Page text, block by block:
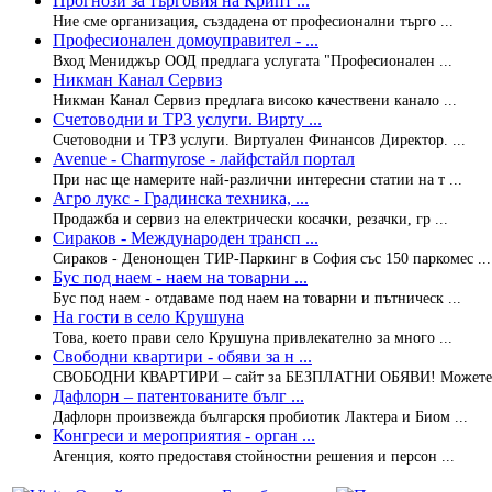
Ние сме организация, създадена от професионални търго ...
Професионален домоуправител - ...
Вход Мениджър ООД предлага услугата "Професионален ...
Никман Канал Сервиз
Никман Канал Сервиз предлага високо качествени канало ...
Счетоводни и ТРЗ услуги. Вирту ...
Счетоводни и ТРЗ услуги. Виртуален Финансов Директор. ...
Avenue - Charmyrose - лайфстайл портал
При нас ще намерите най-различни интересни статии на т ...
Агро лукс - Градинска техника, ...
Продажба и сервиз на електрически косачки, резачки, гр ...
Сираков - Международен трансп ...
Сираков - Денонощен ТИР-Паркинг в София със 150 паркомес ...
Бус под наем - наем на товарни ...
Бус под наем - отдаваме под наем на товарни и пътническ ...
На гости в село Крушуна
Това, което прави село Крушуна привлекателно за много ...
Свободни квартири - обяви за н ...
СВОБОДНИ КВАРТИРИ – сайт за БЕЗПЛАТНИ ОБЯВИ! Можете
Дафлорн – патентованите бълг ...
Дафлорн произвежда българскя пробиотик Лактера и Биом ...
Конгреси и мероприятия - орган ...
Агенция, която предоставя стойностни решения и персон ...